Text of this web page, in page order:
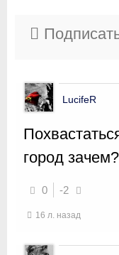
LucifeR
город
0 -2
16 л. назад